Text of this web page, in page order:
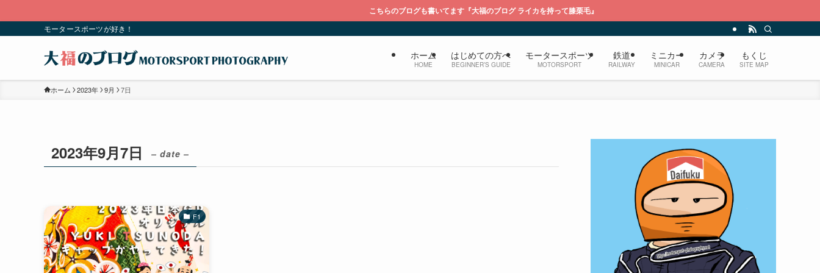
こちらのブログも書いてます『大福のブログ ライカを持って膝栗毛』
モータースポーツが好き！
ホーム
HOME
はじめての方へ
BEGINNER’S GUIDE
モータースポーツ
MOTORSPORT
鉄道
RAILWAY
ミニカー
MINICAR
カメラ
CAMERA
もくじ
SITE MAP
ホーム 2023年 9月 7日
2023年9月7日 – date –
F1